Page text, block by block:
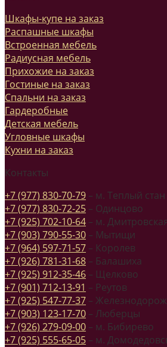
Шкафы-купе на заказ
Распашные шкафы
Встроенная мебель
Радиусная мебель
Прихожие на заказ
Гостиные на заказ
Спальни на заказ
Гардеробные
Детская мебель
Угловные шкафы
Кухни на заказ
Контакты
+7 (977) 830-70-79 – м. Теплый стан
+7 (977) 830-72-25 – Одинцово
+7 (925) 702-10-64 – м. Дмитровская
+7 (903) 790-55-30 – Мытищи
+7 (964) 597-71-57 – Королев
+7 (926) 781-31-68 – Балашиха
+7 (925) 912-35-46 – Щелково
+7 (901) 712-13-91 – Реутов
+7 (925) 547-77-37 –
+7 (903) 123-17-70 – Люберцы
+7 (926) 279-09-00 – м. Бибирево
+7 (925) 555-65-05 – м.